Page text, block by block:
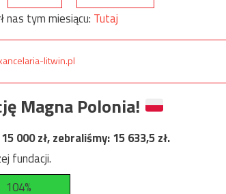
nas tym miesiącu: Tutaj
litwin.pl
Magna Polonia!
15 000zł, zebraliśmy:15 633,5zł.
fundacji.
104%